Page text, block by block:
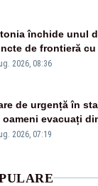
închide unul
de frontieră cu
2026, 08:36
de urgență în
oameni evacuați
de vegetație
2026, 07:19